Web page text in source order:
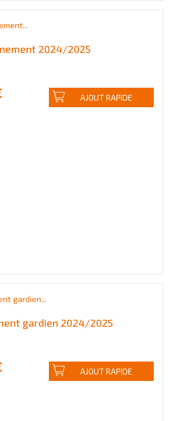
2024/2025
AJOUT RAPIDE
gardien 2024/2025
AJOUT RAPIDE